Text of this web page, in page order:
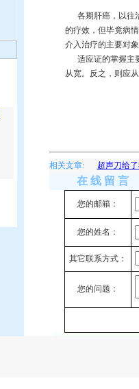
各期肝癌，以往
的疗效，但毕竟病
介入治疗的主要对
适应证的掌握主
从宽。反之，则应
相关文章: 超声刀给
在 线 留 言
您的邮箱：
您的姓名：
其它联系方式：
您的问题：